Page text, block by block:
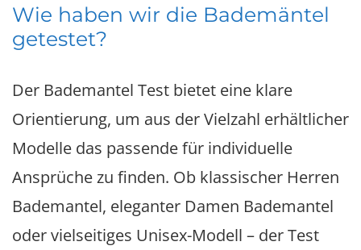
Wie haben wir die Bademäntel
getestet?
Der Bademantel Test bietet eine klare
Orientierung, um aus der Vielzahl erhältlicher
Modelle das passende für individuelle
Ansprüche zu finden. Ob klassischer Herren
Bademantel, eleganter Damen Bademantel
oder vielseitiges Unisex-Modell – der Test